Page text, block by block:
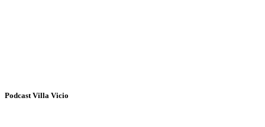
Podcast Villa Vicio